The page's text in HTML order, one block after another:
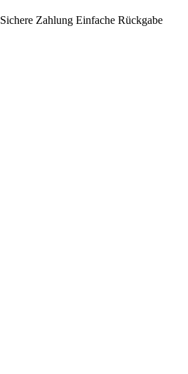
Sichere Zahlung Einfache Rückgabe